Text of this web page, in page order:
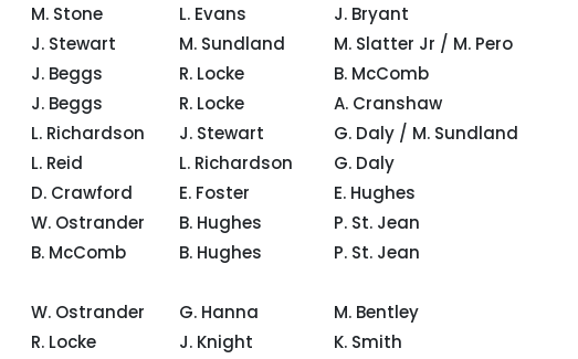
M. Stone L. Evans
J. Bryant
J. Stewart M. Sundland
M. Slatter Jr / M. Pero
J. Beggs R. Locke
B. McComb
J. Beggs R. Locke
A. Cranshaw
L. Richardson J. Stewart
G. Daly / M. Sundland
L. Reid L. Richardson
G. Daly
D. Crawford E. Foster
E. Hughes
W. Ostrander B. Hughes
P. St. Jean
B. McComb B. Hughes
P. St. Jean
W. Ostrander G. Hanna
M. Bentley
R. Locke J. Knight
K. Smith